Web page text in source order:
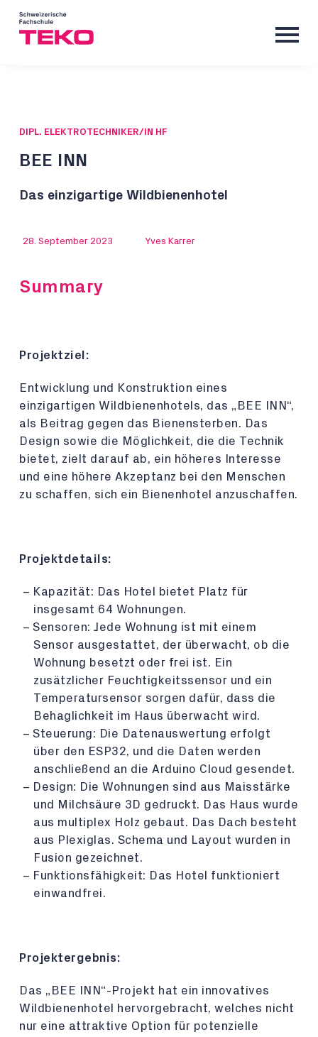
DIPL. ELEKTROTECHNIKER/IN HF
BEE INN
Das einzigartige Wildbienenhotel
28. September 2023 Yves Karrer
Summary
Projektziel:
Entwicklung und Konstruktion eines
einzigartigen Wildbienenhotels, das „BEE INN“,
als Beitrag gegen das Bienensterben. Das
Design sowie die Möglichkeit, die die Technik
bietet, zielt darauf ab, ein höheres Interesse
und eine höhere Akzeptanz bei den Menschen
zu schaffen, sich ein Bienenhotel anzuschaffen.
Projektdetails:
Kapazität: Das Hotel bietet Platz für
insgesamt 64 Wohnungen.
Sensoren: Jede Wohnung ist mit einem
Sensor ausgestattet, der überwacht, ob die
Wohnung besetzt oder frei ist. Ein
zusätzlicher Feuchtigkeitssensor und ein
Temperatursensor sorgen dafür, dass die
Behaglichkeit im Haus überwacht wird.
Steuerung: Die Datenauswertung erfolgt
über den ESP32, und die Daten werden
anschließend an die Arduino Cloud gesendet.
Design: Die Wohnungen sind aus Maisstärke
und Milchsäure 3D gedruckt. Das Haus wurde
aus multiplex Holz gebaut. Das Dach besteht
aus Plexiglas. Schema und Layout wurden in
Fusion gezeichnet.
Funktionsfähigkeit: Das Hotel funktioniert
einwandfrei.
Projektergebnis:
Das „BEE INN“-Projekt hat ein innovatives
Wildbienenhotel hervorgebracht, welches nicht
nur eine attraktive Option für potenzielle